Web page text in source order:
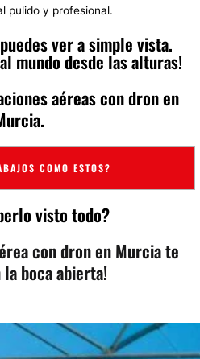
pulido y profesional.
ver a simple vista.
mundo desde las alturas!
aéreas con dron en
COMO ESTOS?
visto todo?
con dron en Murcia te
boca abierta!